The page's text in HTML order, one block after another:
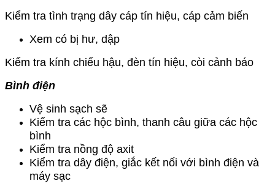
Kiểm tra tình trạng dây cáp tín hiệu, cáp cảm biến
Xem có bị hư, dập
Kiểm tra kính chiếu hậu, đèn tín hiệu, còi cảnh báo
Bình điện
Vệ sinh sạch sẽ
Kiểm tra các hộc bình, thanh câu giữa các hộc
bình
Kiểm tra nồng độ axit
Kiểm tra dây điện, giắc kết nối với bình điện và
máy sạc